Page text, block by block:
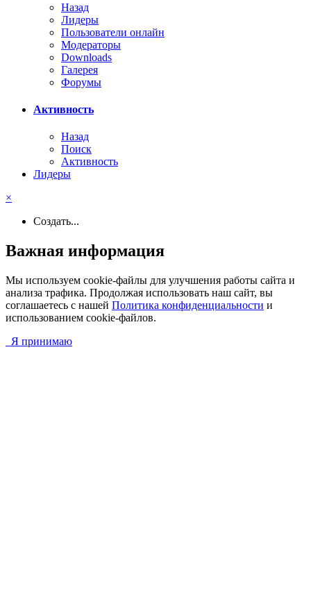
Назад
Лидеры
Пользователи онлайн
Модераторы
Downloads
Галерея
Форумы
Активность
Назад
Поиск
Активность
Лидеры
×
Создать...
Важная информация
Мы используем cookie-файлы для улучшения работы сайта и
анализа трафика. Продолжая использовать наш сайт, вы
соглашаетесь с нашей Политика конфиденциальности и
использованием cookie-файлов.
Я принимаю